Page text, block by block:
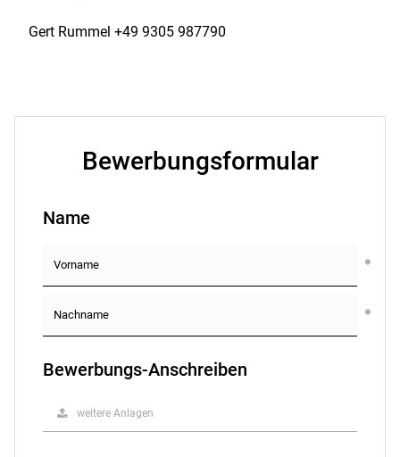
Gert Rummel +49 9305 987790
Bewerbungsformular
Name
Bewerbungs-Anschreiben
weitere Anlagen